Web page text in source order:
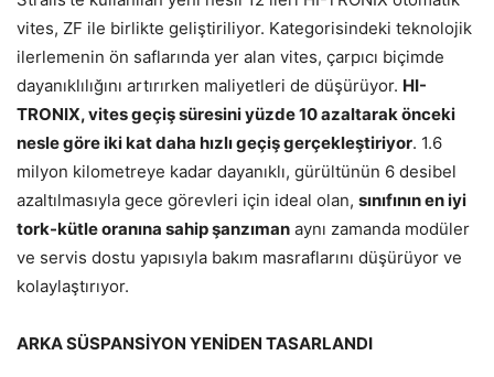
vites, ZF ile birlikte geliştiriliyor. Kategorisindeki teknolojik
ilerlemenin ön saflarında yer alan vites, çarpıcı biçimde
dayanıklılığını artırırken maliyetleri de düşürüyor. HI-
TRONIX, vites geçiş süresini yüzde 10 azaltarak önceki
nesle göre iki kat daha hızlı geçiş gerçekleştiriyor. 1.6
milyon kilometreye kadar dayanıklı, gürültünün 6 desibel
azaltılmasıyla gece görevleri için ideal olan, sınıfının eniyi
tork-kütle oranına sahip şanzıman aynı zamanda modüler
ve servis dostu yapısıyla bakım masraflarını düşürüyor ve
kolaylaştırıyor.
ARKA SÜSPANSİYON YENİDEN TASARLANDI